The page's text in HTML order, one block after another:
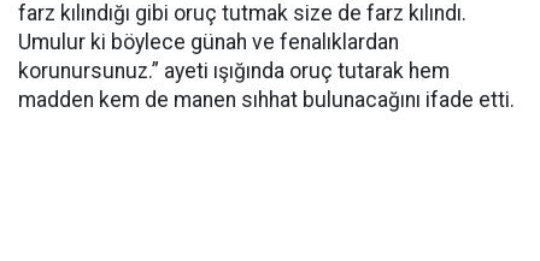
farz kılındığı gibi oruç tutmak size de farz kılındı.
Umulur ki böylece günah ve fenalıklardan
korunursunuz.” ayeti ışığında oruç tutarak hem
madden kem de manen sıhhat bulunacağını ifade etti.